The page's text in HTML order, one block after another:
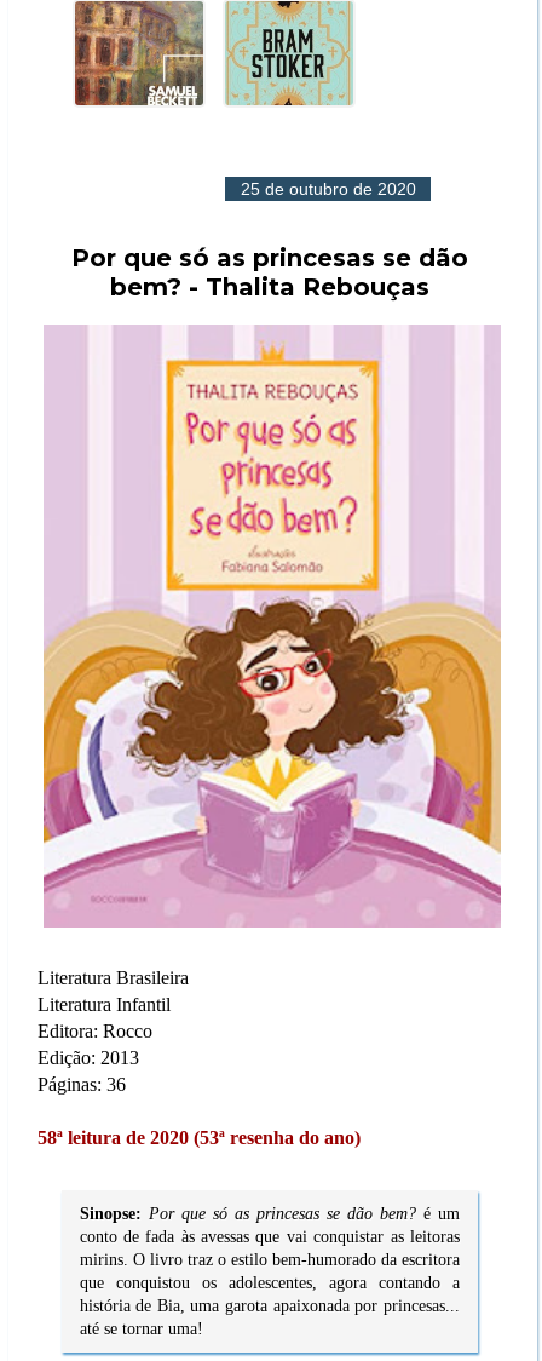
25 de outubro de 2020
Por que só as princesas se dão
bem? - Thalita Rebouças
Literatura Brasileira
Literatura Infantil
Editora: Rocco
Edição: 2013
Páginas: 36
58ª leitura de 2020 (53ª resenha do ano)
Sinopse: Por que só as princesas se dão bem?é um
conto de fada às avessas que vai conquistar as leitoras
mirins. O livro traz o estilo bem-humorado da escritora
que conquistou os adolescentes, agora contando a
história de Bia, uma garota apaixonada por princesas...
até se tornar uma!